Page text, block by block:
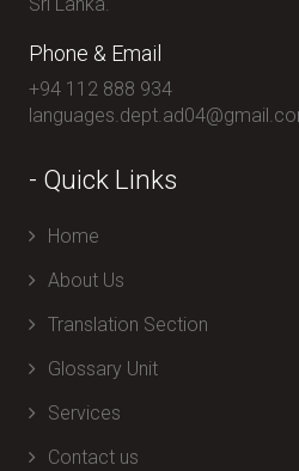
Phone & Email
+94 112 888 934
- Quick Links
Home
About Us
Translation Section
Glossary Unit
Services
Contact us